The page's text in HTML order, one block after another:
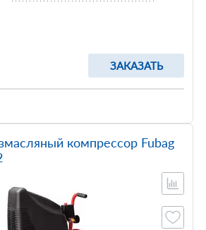
ЗАКАЗАТЬ
компрессор Fubag